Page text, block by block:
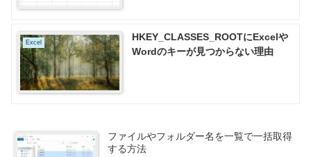
Excel
HKEY_CLASSES_ROOTにExcelや
Wordのキーが見つからない理由
ファイルやフォルダー名を一覧で一括取得
する方法